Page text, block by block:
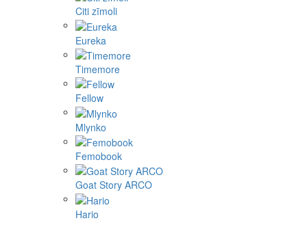
Citi zīmoli
Eureka
Timemore
Fellow
Mlynko
Femobook
Goat Story ARCO
Hario